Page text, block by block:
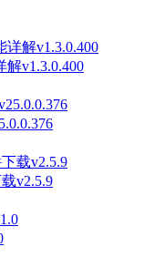
v1.3.0.400
v2.5.9